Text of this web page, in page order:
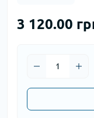
3 120.00